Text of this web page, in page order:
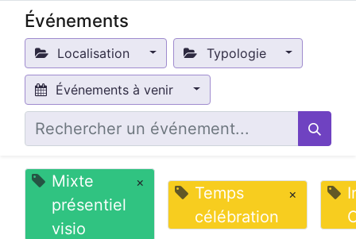
Événements
Localisation Typologie
Événements à venir
Mixte
présentiel
visio
×
Temps
célébration
×